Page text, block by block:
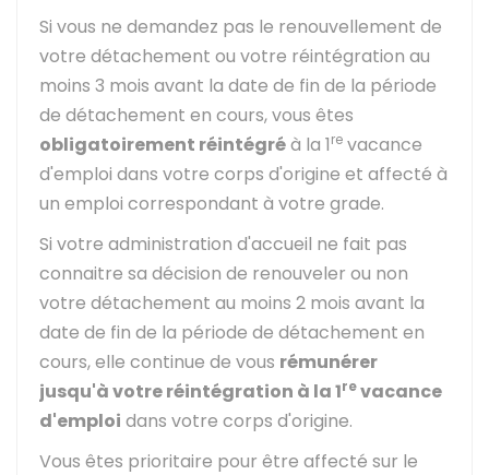
Si vous ne demandez pas le renouvellement de
votre détachement ou votre réintégration au
moins 3 mois avant la date de fin de la période
de détachement en cours, vous êtes
obligatoirement réintégréà la 1re vacance
d'emploi dans votre corps d'origine et affecté à
un emploi correspondant à votre grade.
Si votre administration d'accueil ne fait pas
connaitre sa décision de renouveler ou non
votre détachement au moins 2 mois avant la
date de fin de la période de détachement en
cours, elle continue de vous rémunérer
jusqu'à votre réintégration à la 1revacance
d'emploi dans votre corps d'origine.
Vous êtes prioritaire pour être affecté sur le